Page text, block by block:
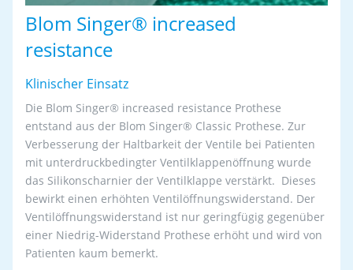
Blom Singer® increased
resistance
Klinischer Einsatz
Die Blom Singer® increased resistance Prothese
entstand aus der Blom Singer® Classic Prothese. Zur
Verbesserung der Haltbarkeit der Ventile bei Patienten
mit unterdruckbedingter Ventilklappenöffnung wurde
das Silikonscharnier der Ventilklappe verstärkt. Dieses
bewirkt einen erhöhten Ventilöffnungswiderstand. Der
Ventilöffnungswiderstand ist nur geringfügig gegenüber
einer Niedrig-Widerstand Prothese erhöht und wird von
Patienten kaum bemerkt.